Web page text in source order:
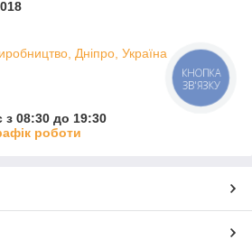
Дніпро, Україна
з 08:30 до 19:30
роботи
КНОПКА
ЗВ'ЯЗКУ